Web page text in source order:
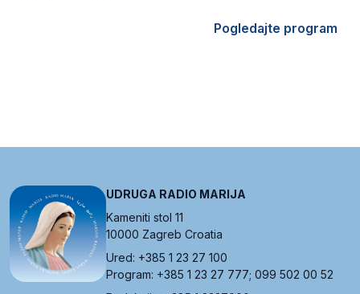
Pogledajte program
UDRUGA RADIO MARIJA
Kameniti stol 11
10000 Zagreb Croatia
Ured: +385 1 23 27 100
Program: +385 1 23 27 777; 099 502 00 52